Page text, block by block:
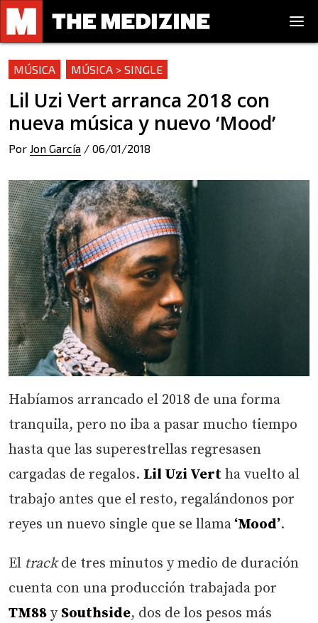
MÚSICA MÚSICA > SINGLE
Lil Uzi Vert arranca 2018 con
nueva música y nuevo ‘Mood’
Por Jon García / 06/01/2018
Habíamos arrancado el 2018 de una forma
tranquila, pero no iba a pasar mucho tiempo
hasta que las superestrellas regresasen
cargadas de regalos. Lil Uzi Vert ha vuelto al
trabajo antes que el resto, regalándonos por
reyes un nuevo single que se llama ‘Mood’.
El trackde tres minutos y medio de duración
cuenta con una producción trabajada por
TM88 y Southside, dos de los pesos más